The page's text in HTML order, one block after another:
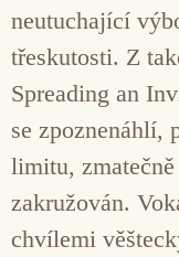
neutuchající
třeskutosti. Z
Spreading an
se zpoznenáhlí,
limitu,
zakružován.
chvílemi